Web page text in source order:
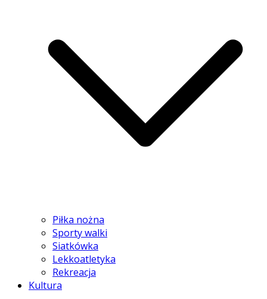
Piłka nożna
Sporty walki
Siatkówka
Lekkoatletyka
Rekreacja
Kultura